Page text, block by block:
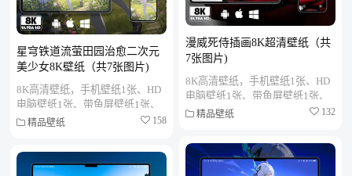
漫威死侍插画8K超清壁纸（共
7张图片)
8K高清壁纸，手机壁纸1张、HD
电脑壁纸1张、带鱼屏壁纸1张、
折叠屏壁纸1张、MAC笔记本壁
精品壁纸 132
星穹铁道流萤田园治愈二次元
美少女8K壁纸（共7张图片)
8K高清壁纸，手机壁纸1张、HD
电脑壁纸1张、带鱼屏壁纸1张、
折叠屏壁纸1张、MAC笔记本壁
精品壁纸 158